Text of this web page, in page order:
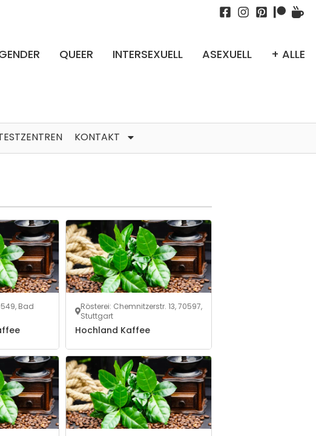
QUEER INTERSEXUELL ASEXUELL + ALLE
KONTAKT
Bad
Rösterei: Chemnitzerstr. 13, 70597,
Stuttgart
Hochland Kaffee